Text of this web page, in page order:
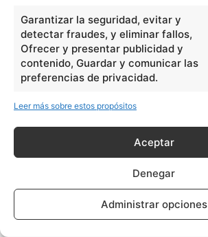
Garantizar la seguridad, evitar y
detectar fraudes, y eliminar fallos,
Ofrecer y presentar publicidad y
contenido, Guardar y comunicar las
preferencias de privacidad.
Leer más sobre estos propósitos
Aceptar
Denegar
Administrar opciones